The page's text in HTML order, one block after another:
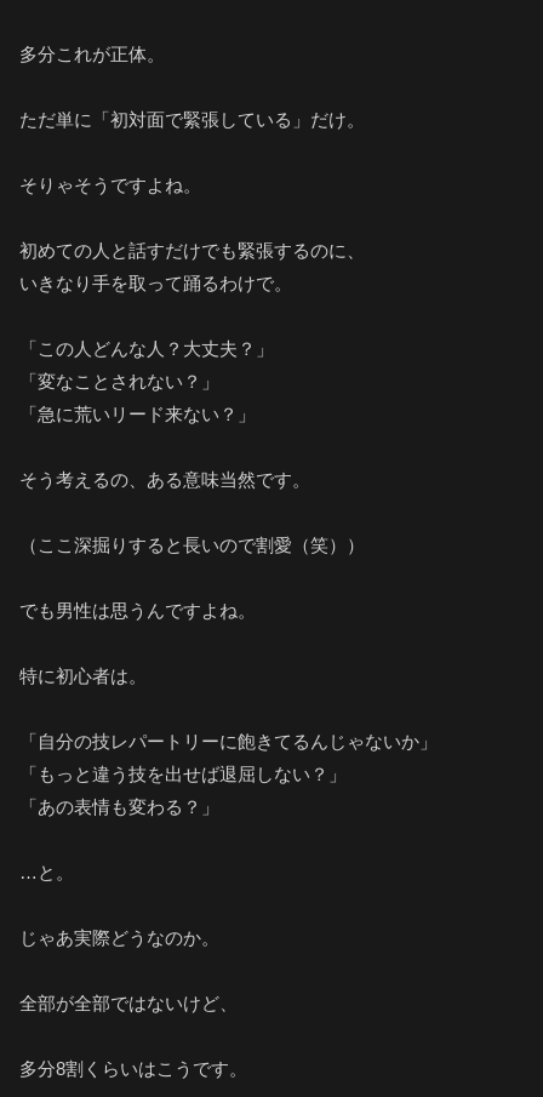
多分これが正体。
ただ単に「初対面で緊張している」だけ。
そりゃそうですよね。
初めての人と話すだけでも緊張するのに、
いきなり手を取って踊るわけで。
「この人どんな人？大丈夫？」
「変なことされない？」
「急に荒いリード来ない？」
そう考えるの、ある意味当然です。
（ここ深掘りすると長いので割愛（笑））
でも男性は思うんですよね。
特に初心者は。
「自分の技レパートリーに飽きてるんじゃないか」
「もっと違う技を出せば退屈しない？」
「あの表情も変わる？」
…と。
じゃあ実際どうなのか。
全部が全部ではないけど、
多分8割くらいはこうです。